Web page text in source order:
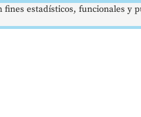
estadísticos, funcionales y